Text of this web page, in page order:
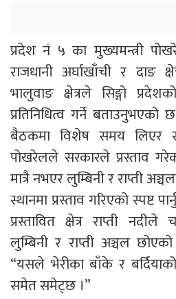
प्रदेश नं ५ का मुख्यमन्त्री
राजधानी अर्घाखाँची र दाङ
भालुवाङ क्षेत्रले सिङ्गो
प्रतिनिधित्व गर्ने
बैठकमा विशेष समय लिएर
पोखरेलले सरकारले प्रस्ताव
मात्रै नभएर लुम्बिनी र राप्ती
स्थानमा प्रस्ताव गरिएको स्पष्ट
प्रस्तावित क्षेत्र राप्ती
लुम्बिनी र राप्ती अञ्चल
“यसले भेरीका बाँके र
समेत समेट्छ ।”